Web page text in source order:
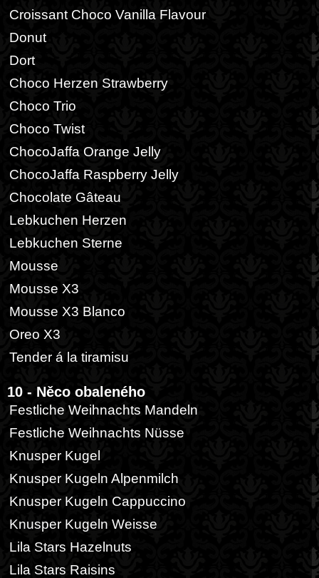
Croissant Choco Vanilla Flavour
Donut
Dort
Choco Herzen Strawberry
Choco Trio
Choco Twist
ChocoJaffa Orange Jelly
ChocoJaffa Raspberry Jelly
Chocolate Gâteau
Lebkuchen Herzen
Lebkuchen Sterne
Mousse
Mousse X3
Mousse X3 Blanco
Oreo X3
Tender á la tiramisu
10 - Něco obaleného
Festliche Weihnachts Mandeln
Festliche Weihnachts Nüsse
Knusper Kugel
Knusper Kugeln Alpenmilch
Knusper Kugeln Cappuccino
Knusper Kugeln Weisse
Lila Stars Hazelnuts
Lila Stars Raisins